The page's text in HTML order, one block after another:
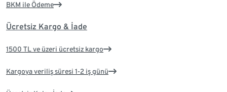
BKM ile Ödeme
Ücretsiz Kargo & İade
1500 TL ve üzeri ücretsiz kargo
Kargoya veriliş süresi 1-2 iş günü